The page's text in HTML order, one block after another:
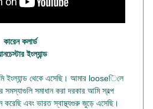
কারেন কলার্ড
ইংল্যান্ড
ইংল্যান্ড থেকে এসেছি। আমার looseিলে
সমাধান করা দরকার আমি স্বল্প
করেছি এবং ভারত স্বাস্থ্যগুরু জুড়ে এসেছি।